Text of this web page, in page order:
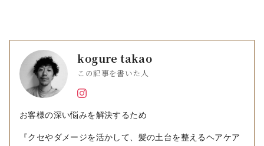
kogure takao
この記事を書いた人
お客様の深い悩みを解決するため
『クセやダメージを活かして、髪の土台を整えるヘアケア